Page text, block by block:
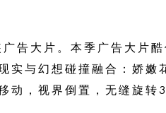
告大片。本季广告大片
实与幻想碰撞融合：娇嫩
动，视界倒置，无缝旋转